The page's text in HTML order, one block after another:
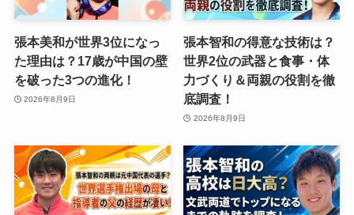
張本美和が世界3位になっ
た理由は？17歳が中国の壁
を破った3つの進化！
2026年8月9日
張本智和の得意な技術は？
世界2位の武器と食事・体
力づくり＆両親の役割を徹
底調査！
2026年8月9日